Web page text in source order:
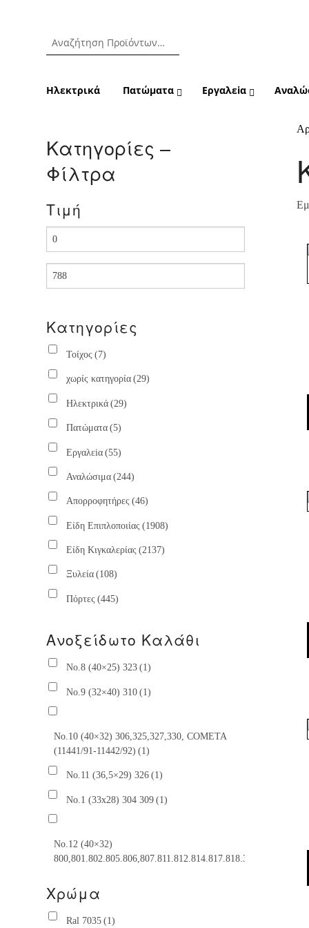
Ηλεκτρικά Πατώματα Εργαλεiα
Κατηγορίες –
Φίλτρα
Τιμή
Κατηγορίες
Τοίχος (7)
χωρίς κατηγορία (29)
Ηλεκτρικά (29)
Πατώματα (5)
Εργαλεiα (55)
Αναλώσιμα (244)
Απορροφητήρες (46)
Είδη Επιπλοποιίας (1908)
Είδη Κιγκαλερίας (2137)
Ξυλεία (108)
Πόρτες (445)
Ανοξείδωτο Καλάθι
No.8 (40×25) 323 (1)
No.9 (32×40) 310 (1)
No.10 (40×32) 306,325,327,330, COMETA
(11441/91-11442/92) (1)
No.11 (36,5×29) 326 (1)
No.1 (33x28) 304 309 (1)
No.12 (40×32)
800,801.802.805.806,807.811.812.814.817.818.318,606
No.2 (33×32)
313.317,801,803,804.COMETA
Χρώμα
Ral 7035 (1)